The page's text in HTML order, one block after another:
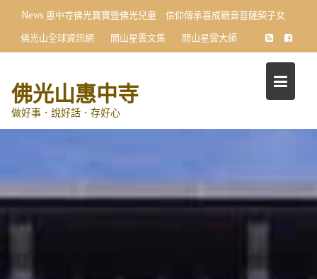
content
News 惠中寺佛光寶寶暨佛光兒童 信仰傳承喜成觀音菩薩契子女
佛光山全球資訊網
開山星雲文集 開山星雲大師
佛光山惠中寺
做好事．說好話．存好心